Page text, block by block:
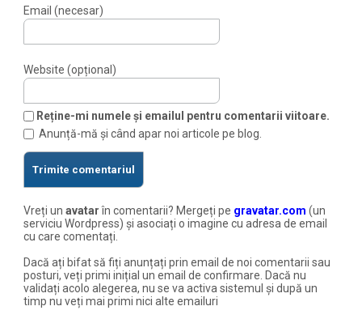
Email (necesar)
Website (opțional)
Reține-mi numele și emailul pentru comentarii viitoare.
Anunță-mă și când apar noi articole pe blog.
Vreți unavatarîn comentarii? Mergeți pe gravatar.com (un
serviciu Wordpress) și asociați o imagine cu adresa de email
cu care comentați.
Dacă ați bifat să fiți anunțați prin email de noi comentarii sau
posturi, veți primi inițial un email de confirmare. Dacă nu
validați acolo alegerea, nu se va activa sistemul și după un
timp nu veți mai primi nici alte emailuri